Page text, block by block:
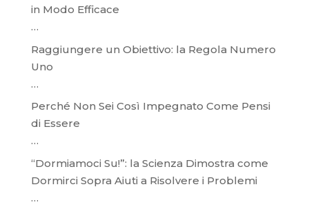
in Modo Efficace
…
Raggiungere un Obiettivo: la Regola Numero
Uno
…
Perché Non Sei Così Impegnato Come Pensi
di Essere
…
“Dormiamoci Su!”: la Scienza Dimostra come
Dormirci Sopra Aiuti a Risolvere i Problemi
…